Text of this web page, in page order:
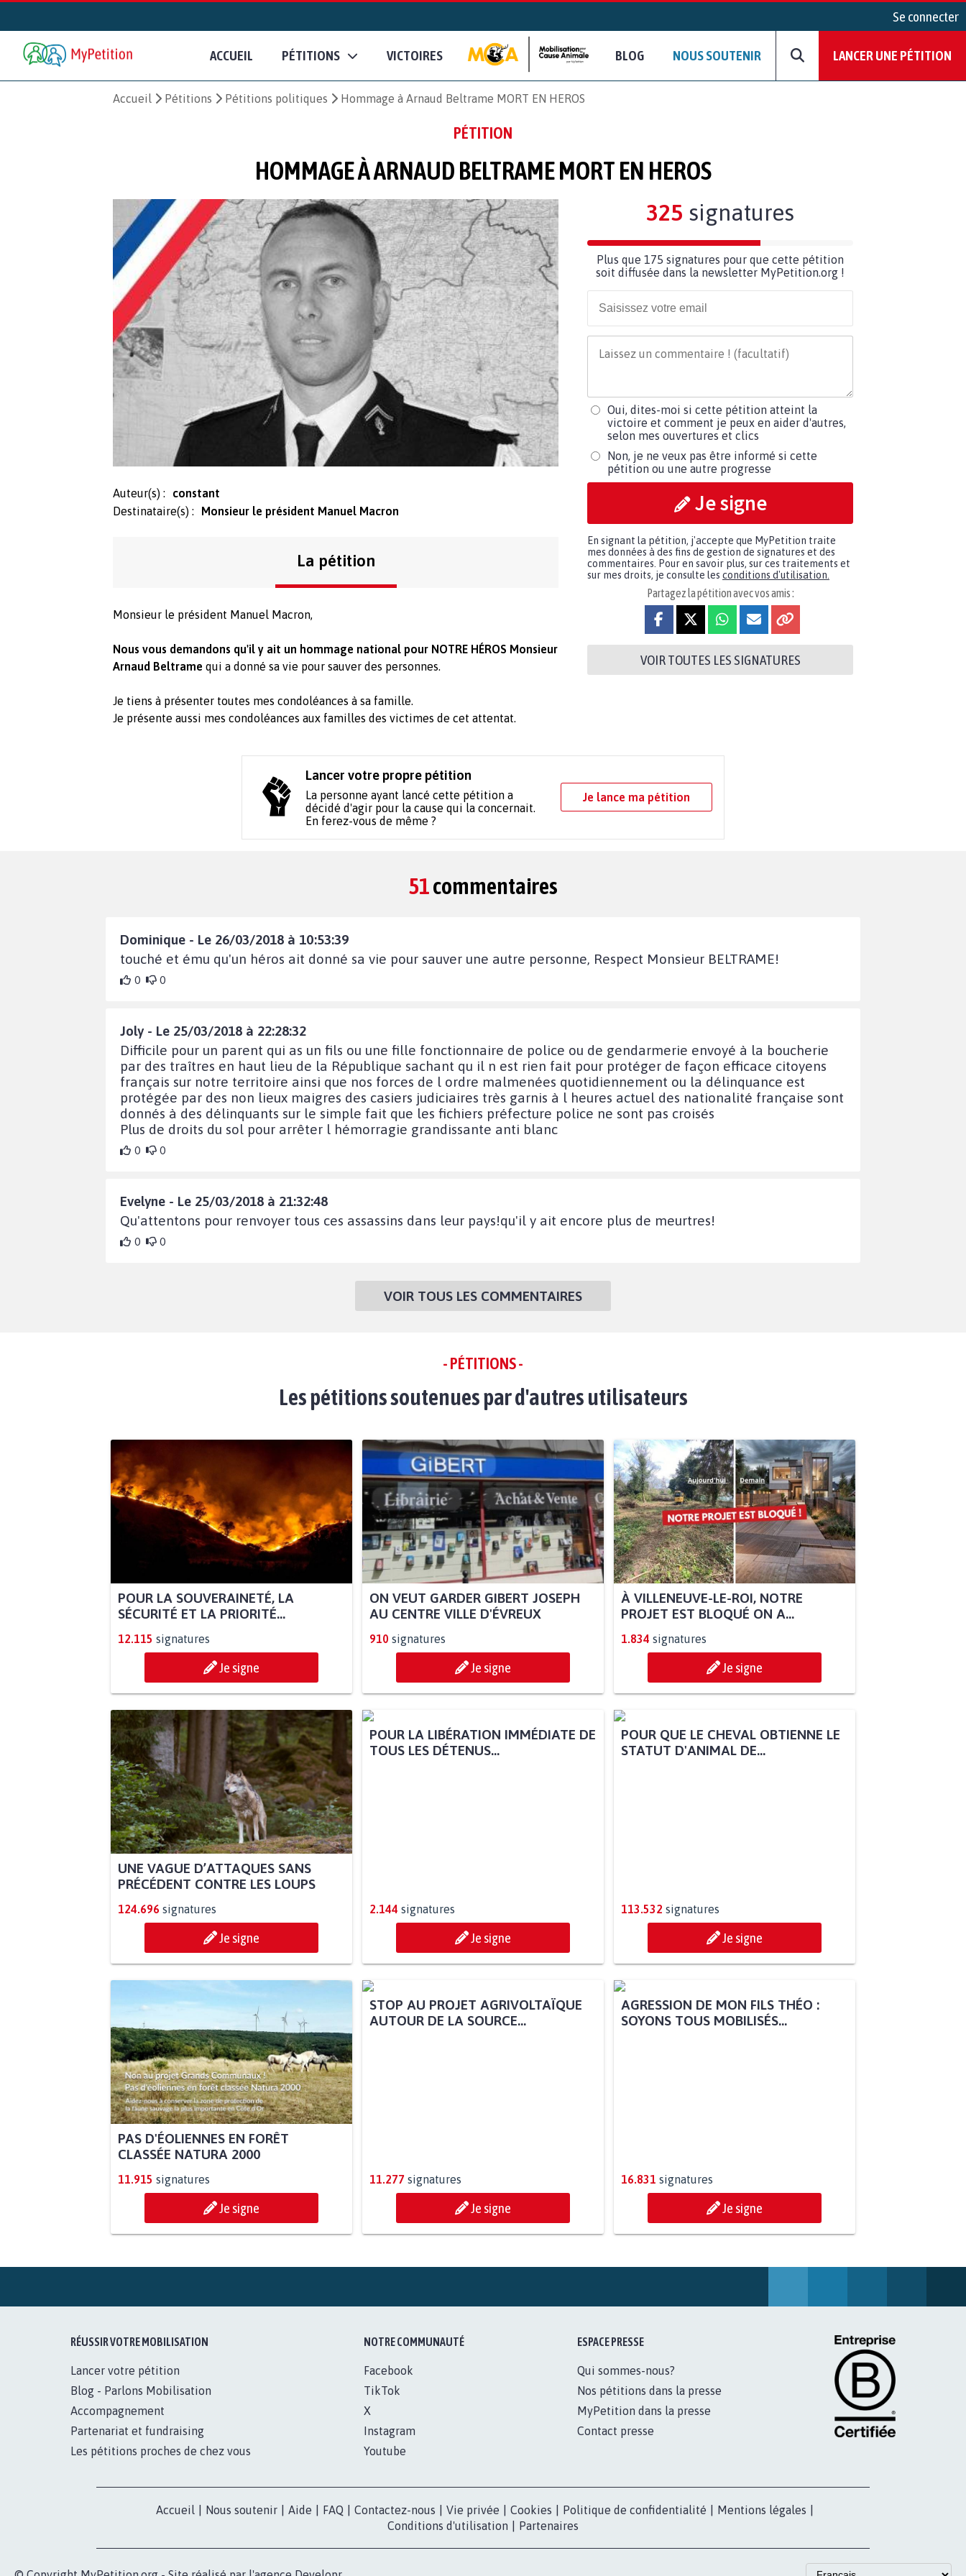
Se connecter
ACCUEIL PÉTITIONS VICTOIRES BLOG NOUS SOUTENIR LANCER UNE PÉTITION
Accueil Pétitions Pétitions politiques Hommage à Arnaud Beltrame MORT EN HEROS
PÉTITION
HOMMAGE À ARNAUD BELTRAME MORT EN HEROS
Auteur(s) :
constant
Destinataire(s) :
Monsieur le président Manuel Macron
La pétition
Monsieur le président Manuel Macron,
Nous vous demandons qu'il y ait un hommage national pour NOTRE HÉROS Monsieur
Arnaud Beltrame qui a donné sa vie pour sauver des personnes.
Je tiens à présenter toutes mes condoléances à sa famille.
Je présente aussi mes condoléances aux familles des victimes de cet attentat.
325 signatures
Plus que 175 signatures pour que cette pétition
soit diffusée dans la newsletter MyPetition.org !
Oui, dites-moi si cette pétition atteint la
victoire et comment je peux en aider d'autres,
selon mes ouvertures et clics
Non, je ne veux pas être informé si cette
pétition ou une autre progresse
Je signe
En signant la pétition, j'accepte que MyPetition traite
mes données à des fins de gestion de signatures et des
commentaires. Pour en savoir plus, sur ces traitements et
sur mes droits, je consulte les conditions d'utilisation.
Partagez la pétition avec vos amis :
VOIR TOUTES LES SIGNATURES
Lancer votre propre pétition
La personne ayant lancé cette pétition a
décidé d'agir pour la cause qui la concernait.
En ferez-vous de même ?
Je lance ma pétition
51commentaires
Dominique - Le 26/03/2018 à 10:53:39
touché et ému qu'un héros ait donné sa vie pour sauver une autre personne, Respect Monsieur BELTRAME!
0 0
Joly - Le 25/03/2018 à 22:28:32
Difficile pour un parent qui as un fils ou une fille fonctionnaire de police ou de gendarmerie envoyé à la boucherie
par des traîtres en haut lieu de la République sachant qu il n est rien fait pour protéger de façon efficace citoyens
français sur notre territoire ainsi que nos forces de l ordre malmenées quotidiennement ou la délinquance est
protégée par des non lieux maigres des casiers judiciaires très garnis à l heures actuel des nationalité française sont
donnés à des délinquants sur le simple fait que les fichiers préfecture police ne sont pas croisés
Plus de droits du sol pour arrêter l hémorragie grandissante anti blanc
0 0
Evelyne - Le 25/03/2018 à 21:32:48
Qu'attentons pour renvoyer tous ces assassins dans leur pays!qu'il y ait encore plus de meurtres!
0 0
VOIR TOUS LES COMMENTAIRES
- PÉTITIONS -
Les pétitions soutenues par d'autres utilisateurs
POUR LA SOUVERAINETÉ, LA
SÉCURITÉ ET LA PRIORITÉ...
12.115 signatures
Je signe
ON VEUT GARDER GIBERT JOSEPH
AU CENTRE VILLE D'ÉVREUX
910 signatures
Je signe
À VILLENEUVE-LE-ROI, NOTRE
PROJET EST BLOQUÉ ON A...
1.834 signatures
Je signe
UNE VAGUE D’ATTAQUES SANS
PRÉCÉDENT CONTRE LES LOUPS
124.696 signatures
Je signe
2.144 signatures
Je signe
113.532 signatures
Je signe
PAS D'ÉOLIENNES EN FORÊT
CLASSÉE NATURA 2000
11.915 signatures
Je signe
11.277 signatures
Je signe
AGRESSION DE MON FILS THÉO :
SOYONS TOUS MOBILISÉS...
16.831 signatures
Je signe
RÉUSSIR VOTRE MOBILISATION
Lancer votre pétition
Blog - Parlons Mobilisation
Accompagnement
Partenariat et fundraising
Les pétitions proches de chez vous
NOTRE COMMUNAUTÉ
Facebook
TikTok
X
Instagram
Youtube
ESPACE PRESSE
Qui sommes-nous?
Nos pétitions dans la presse
MyPetition dans la presse
Contact presse
Accueil Nous soutenir Aide FAQ Contactez-nous Vie privée Cookies Politique de confidentialité Mentions légales
Conditions d'utilisation
Partenaires